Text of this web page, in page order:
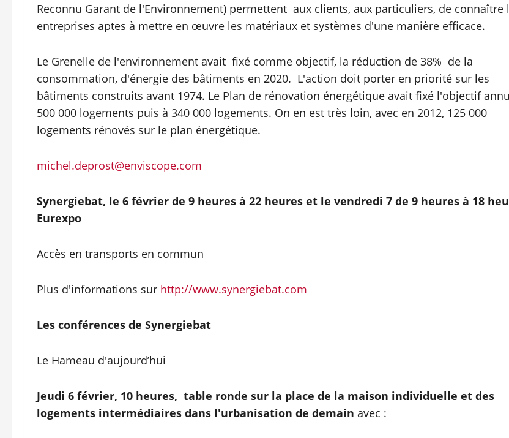
Reconnu Garant de l'Environnement) permettent aux clients, aux particuliers, de connaître
entreprises aptes à mettre en œuvre les matériaux et systèmes d'une manière efficace.
Le Grenelle de l'environnement avait fixé comme objectif, la réduction de 38% de la
consommation, d'énergie des bâtiments en 2020. L'action doit porter en priorité sur les
bâtiments construits avant 1974. Le Plan de rénovation énergétique avait fixé l'objectif
500 000 logements puis à 340 000 logements. On en est très loin, avec en 2012, 125 000
logements rénovés sur le plan énergétique.
michel.deprost@enviscope.com
Synergiebat, le 6 février de 9 heures à 22 heures et le vendredi 7 de 9 heures à 18
Eurexpo
Accès en transports en commun
Plus d'informations sur http://www.synergiebat.com
Les conférences de Synergiebat
Le Hameau d'aujourd’hui
Jeudi 6 février, 10 heures, table ronde sur la place de la maison individuelle et des
logements intermédiaires dans l'urbanisation de demain avec :